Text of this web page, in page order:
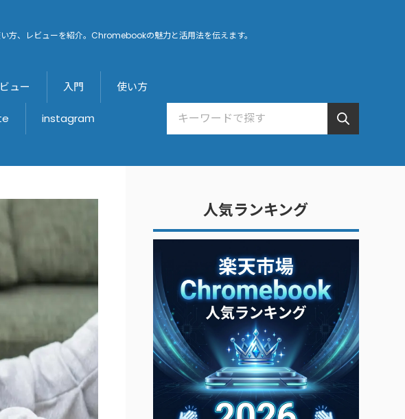
、レビューを紹介。Chromebookの魅力と活用法を伝えます。
ュー 入門 使い方
instagraｍ
人気ランキング